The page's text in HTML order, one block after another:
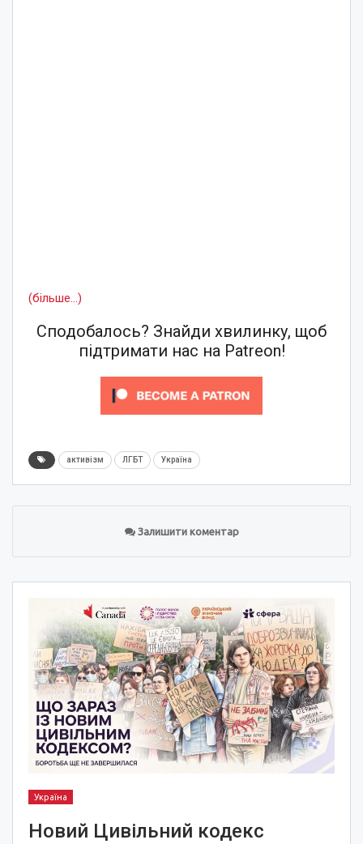
(більше…)
Сподобалось? Знайди хвилинку, щоб
підтримати нас на Patreon!
активізм ЛГБТ Україна
Залишити коментар
Україна
Новий Цивільний кодекс